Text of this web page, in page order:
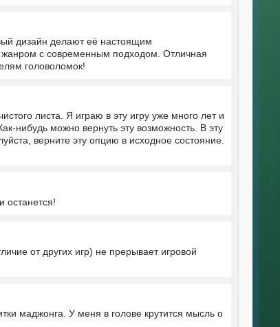
дизайн делают её настоящим
жанром с современным подходом. Отличная
головоломок!
листа. Я играю в эту игру уже много лет и
нибудь можно вернуть эту возможность. В эту
верните эту опцию в исходное состояние.
останется!
от других игр) не прерывает игровой
маджонга. У меня в голове крутится мысль о